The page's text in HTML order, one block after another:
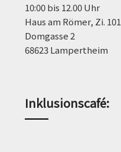
10:00 bis 12.00 Uhr
Haus am Römer, Zi. 101
Domgasse 2
68623 Lampertheim
Inklusionscafé: